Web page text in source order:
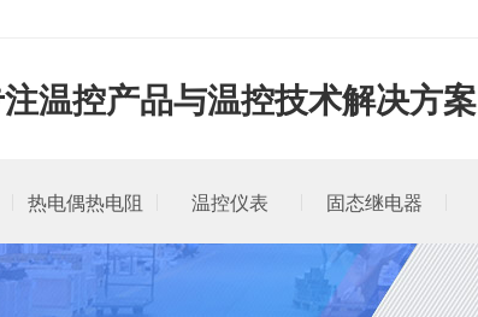
温控产品与温控技术解决方案
热电偶热电阻 温控仪表 固态继电器